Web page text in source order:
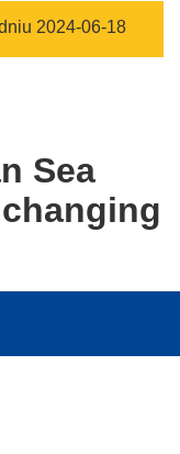
2024-06-18
Sea